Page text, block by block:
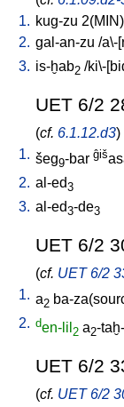
1. kug-zu 2(MIN)
2. gal-an-zu /a\-
3. is-ḫab2 /ki\-
UET 6/2
(cf. 6.1.12.d3)
1. šeg9-bar ĝiš
2. al-ed3
3. al-ed3-de3
UET 6/2
(cf. UET 6/2
1. a2 ba-
2. den-lil 2 a2-
UET 6/2
(cf. UET 6/2